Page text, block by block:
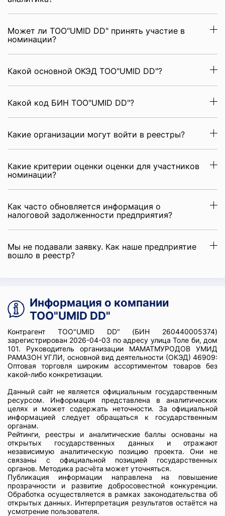
Может ли ТОО"UMID DD" принять участие в
номинации?
Какой основной ОКЭД ТОО"UMID DD"?
Какой код БИН ТОО"UMID DD"?
Какие организации могут войти в реестры?
Какие критерии оценки оценки для участников
номинации?
Как часто обновляется информация о
налоговой задолженности предприятия?
Мы не подавали заявку. Как наше предприятие
вошло в реестр?
Информация о компании
ТОО"UMID DD"
Контрагент ТОО"UMID DD" (БИН 260440005374)
зарегистрирован 2026-04-03 по адресу улица Толе би, дом
101. Руководитель организации МАМАТМУРОДОВ УМИД
РАМАЗОН УГЛИ, основной вид деятельности (ОКЭД) 46909:
Оптовая торговля широким ассортиментом товаров без
какой-либо конкретизации.
Данный сайт не является официальным государственным
ресурсом. Информация представлена в аналитических
целях и может содержать неточности. За официальной
информацией следует обращаться к государственным
органам.
Рейтинги, реестры и аналитические баллы основаны на
открытых государственных данных и отражают
независимую аналитическую позицию проекта. Они не
связаны с официальной позицией государственных
органов. Методика расчёта может уточняться.
Публикация информации направлена на повышение
прозрачности и развитие добросовестной конкуренции.
Обработка осуществляется в рамках законодательства об
открытых данных. Интерпретация результатов остаётся на
усмотрение пользователя.